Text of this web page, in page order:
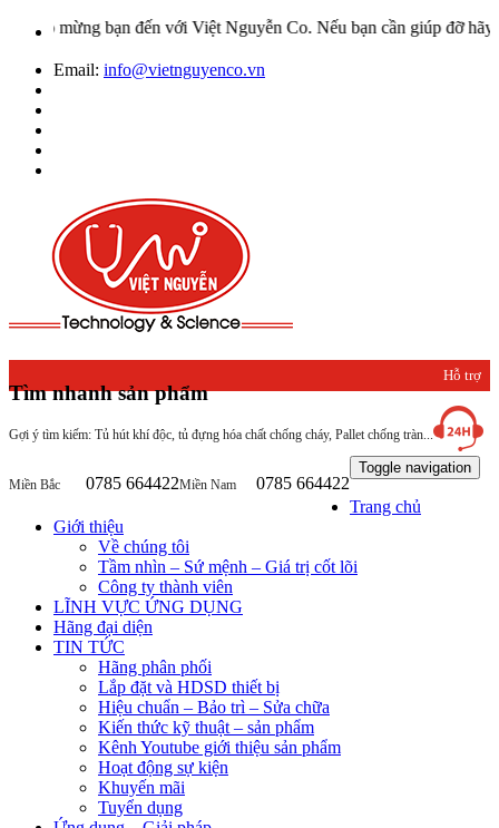
mừng bạn đến với Việt Nguyễn Co. Nếu bạn cần giúp đỡ hãy
Email: info@vietnguyenco.vn
Tìm nhanh sản phẩm
Gợi ý tìm kiếm: Tủ hút khí độc, tủ đựng hóa chất chống cháy, Pallet chống tràn...
Hỗ trợ
khách
hàng
Miền Bắc 0785 664422Miền Nam 0785 664422
Toggle navigation
Trang chủ
Giới thiệu
Về chúng tôi
Tầm nhìn – Sứ mệnh – Giá trị cốt lõi
Công ty thành viên
LĨNH VỰC ỨNG DỤNG
Hãng đại diện
TIN TỨC
Hãng phân phối
Lắp đặt và HDSD thiết bị
Hiệu chuẩn – Bảo trì – Sửa chữa
Kiến thức kỹ thuật – sản phẩm
Kênh Youtube giới thiệu sản phẩm
Hoạt động sự kiện
Khuyến mãi
Tuyển dụng